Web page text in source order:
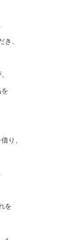
き、
り、
を